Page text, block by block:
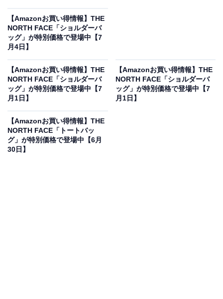
ザ ノースフェイス VAULT ヴォルト バック パック リュッ
BLACK(4H0)) [並行輸入品]
Amazonで見る
【Amazonお買い得情報】THE
NORTH FACE「ショルダーバ
ッグ」が特別価格で登場中【7
月4日】
【Amazonお買い得情報】THE
NORTH FACE「ショルダーバ
ッグ」が特別価格で登場中【7
月1日】
【Amazonお買い得情報】THE
NORTH FACE「ショルダーバ
ッグ」が特別価格で登場中【7
月1日】
【Amazonお買い得情報】THE
NORTH FACE「トートバッ
グ」が特別価格で登場中【6月
30日】